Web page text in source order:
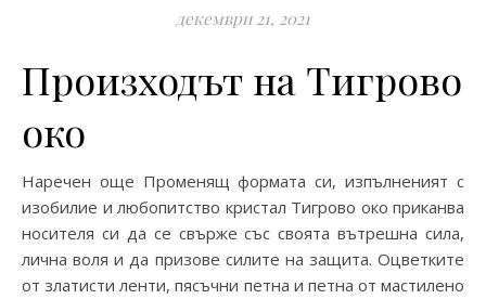
декември 21, 2021
Произходът на Тигрово
око
Наречен още Променящ формата си, изпълненият с
изобилие и любопитство кристал Тигрово око приканва
носителя си да се свърже със своята вътрешна сила,
лична воля и да призове силите на защита. Оцветките
от златисти ленти, пясъчни петна и петна от мастилено